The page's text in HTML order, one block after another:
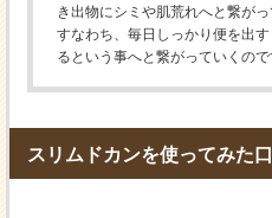
き出物にシミや肌荒れへと繋がっ
すなわち、毎日しっかり便を出
るという事へと繋がっていくので
スリムドカンを使ってみた